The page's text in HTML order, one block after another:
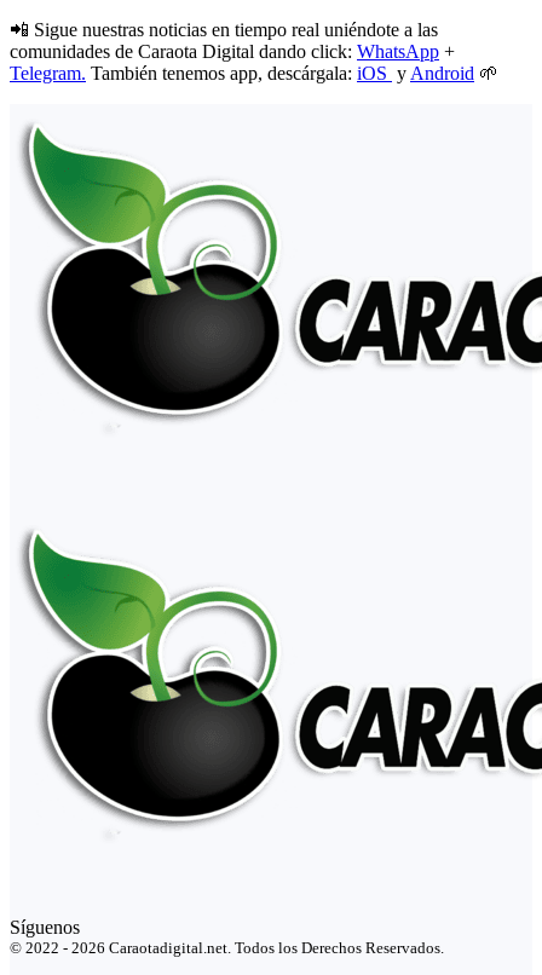
📲 Sigue nuestras noticias en tiempo real uniéndote a las
comunidades de Caraota Digital dando click: WhatsApp +
Telegram. También tenemos app, descárgala: iOS y Android 🌱
Síguenos
© 2022 - 2026 Caraotadigital.net. Todos los Derechos Reservados.